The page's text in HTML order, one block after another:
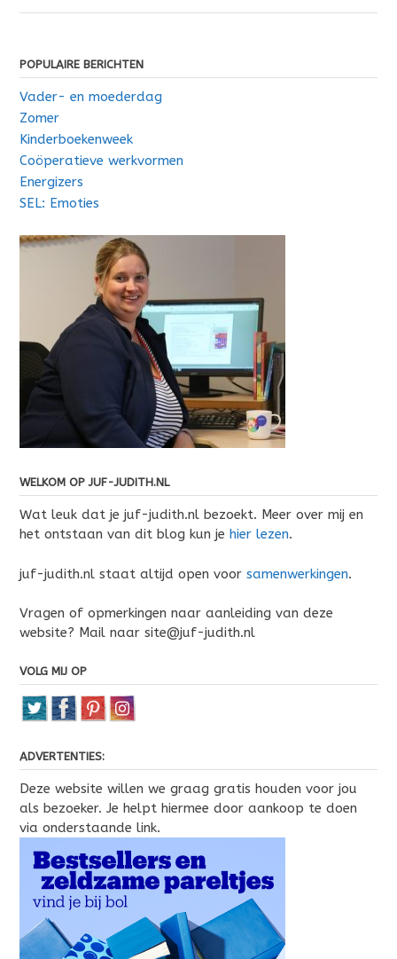
POPULAIRE BERICHTEN
Vader- en moederdag
Zomer
Kinderboekenweek
Coöperatieve werkvormen
Energizers
SEL: Emoties
WELKOM OP JUF-JUDITH.NL
Wat leuk dat je juf-judith.nl bezoekt. Meer over mij en
het ontstaan van dit blog kun je hier lezen.
juf-judith.nl staat altijd open voor samenwerkingen.
Vragen of opmerkingen naar aanleiding van deze
website? Mail naar site@juf-judith.nl
VOLG MIJ OP
ADVERTENTIES:
Deze website willen we graag gratis houden voor jou
als bezoeker. Je helpt hiermee door aankoop te doen
via onderstaande link.